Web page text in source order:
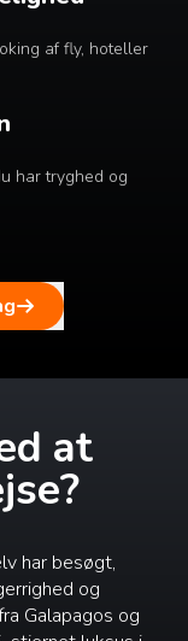
af fly, hoteller
har tryghed og
at
har besøgt,
og
Galapagos og